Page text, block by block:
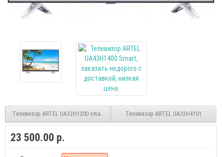
Телевизор ARTEL UA32H1200 smart HD Телевизор ARTEL UA32H4101
23 500.00 р.